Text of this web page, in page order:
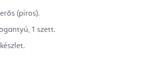
(piros).
1 szett.